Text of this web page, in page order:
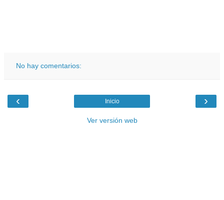
No hay comentarios:
‹ ›
Inicio
Ver versión web